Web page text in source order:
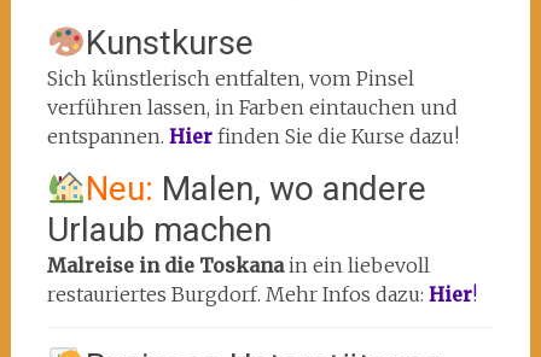
Kunstkurse
Sich künstlerisch entfalten, vom Pinsel
verführen lassen, in Farben eintauchen und
entspannen. Hier finden Sie die Kurse dazu!
Neu: Malen, wo andere
Urlaub machen
Malreise in die Toskanain ein liebevoll
restauriertes Burgdorf. Mehr Infos dazu: Hier!